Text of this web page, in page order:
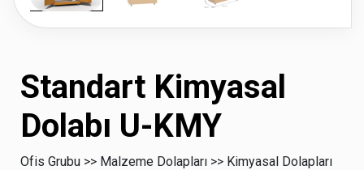
Standart Kimyasal
Dolabı U-KMY
Ofis Grubu >> Malzeme Dolapları >> Kimyasal Dolapları